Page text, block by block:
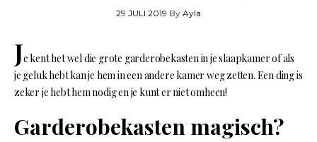
29 JULI 2019 By Ayla
Je kent het wel die grote garderobekasten in je slaapkamer of als
je geluk hebt kan je hem in een andere kamer weg zetten. Een ding is
zeker je hebt hem nodig en je kunt er niet omheen!
Garderobekasten magisch?